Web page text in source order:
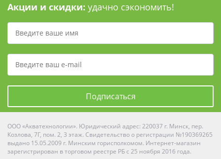
Акции и скидки: удачно сэкономить!
Подписаться
ООО «Акватехнологии». Юридический адрес: 220037 г. Минск, пер.
Козлова, 7Г, пом. 2, 3 этаж. Свидетельство о регистрации №190369265
выдано 15.05.2009 г. Минским горисполкомом. Интернет-магазин
зарегистрирован в торговом реестре РБ с 25 ноября 2016 года.